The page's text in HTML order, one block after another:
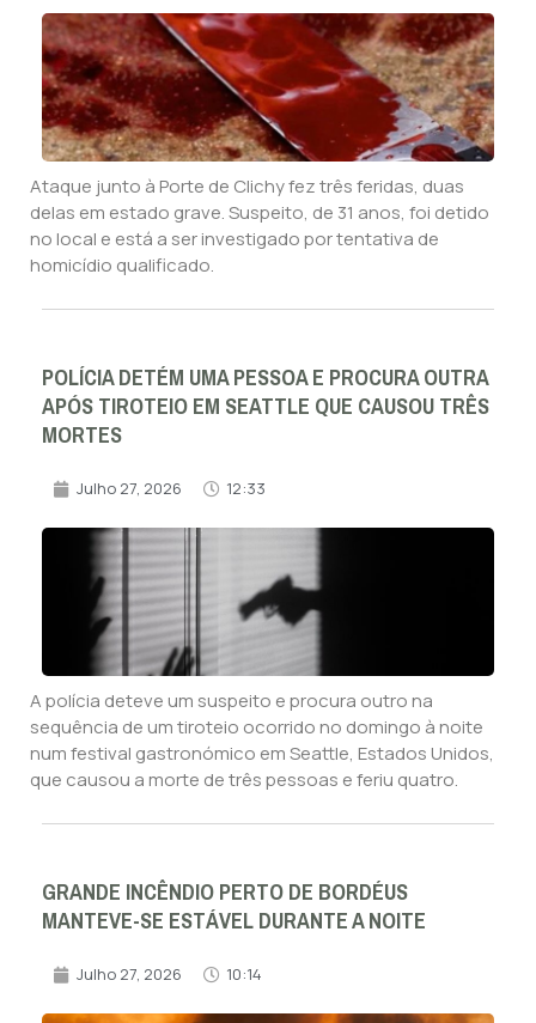
Ataque junto à Porte de Clichy fez três feridas, duas
delas em estado grave. Suspeito, de 31 anos, foi detido
no local e está a ser investigado por tentativa de
homicídio qualificado.
POLÍCIA DETÉM UMA PESSOA E PROCURA OUTRA
APÓS TIROTEIO EM SEATTLE QUE CAUSOU TRÊS
MORTES
Julho 27, 2026 12:33
A polícia deteve um suspeito e procura outro na
sequência de um tiroteio ocorrido no domingo à noite
num festival gastronómico em Seattle, Estados Unidos,
que causou a morte de três pessoas e feriu quatro.
GRANDE INCÊNDIO PERTO DE BORDÉUS
MANTEVE-SE ESTÁVEL DURANTE A NOITE
Julho 27, 2026 10:14